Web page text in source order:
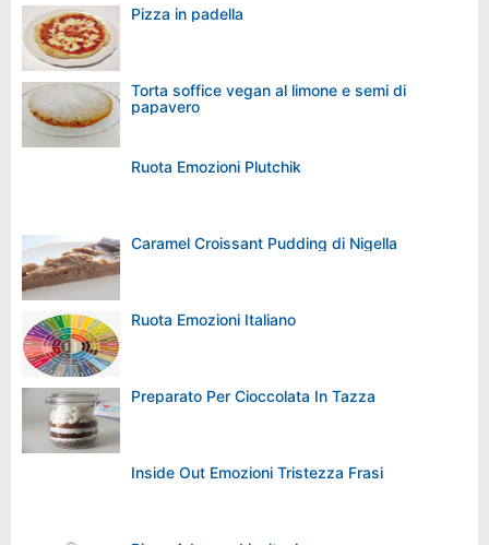
Pizza in padella
Torta soffice vegan al limone e semi di
papavero
Ruota Emozioni Plutchik
Caramel Croissant Pudding di Nigella
Ruota Emozioni Italiano
Preparato Per Cioccolata In Tazza
Inside Out Emozioni Tristezza Frasi